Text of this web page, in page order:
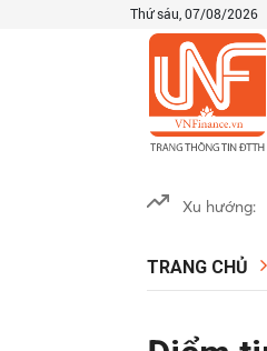
Thứ sáu, 07/08/2026
Xu hướng:
TRANG CHỦ